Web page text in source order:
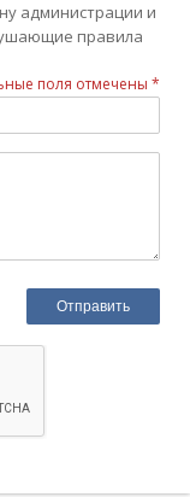
администрации и
правила
поля отмечены *